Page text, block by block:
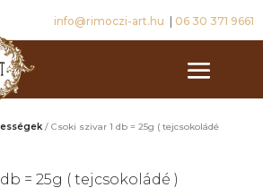
info@rimoczi-art.hu 06 30 371 9661
/ Csoki szivar 1 db = 25g ( tejcsokoládé
= 25g ( tejcsokoládé )